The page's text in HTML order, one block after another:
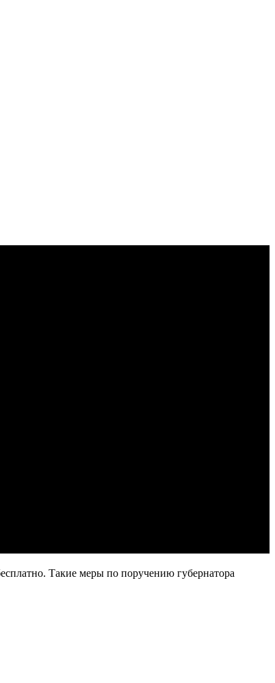
Такие меры по поручению губернатора